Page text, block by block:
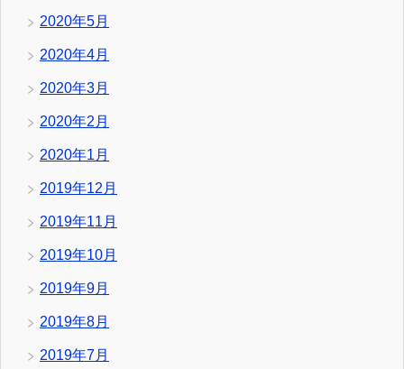
2020年5月
2020年4月
2020年3月
2020年2月
2020年1月
2019年12月
2019年11月
2019年10月
2019年9月
2019年8月
2019年7月